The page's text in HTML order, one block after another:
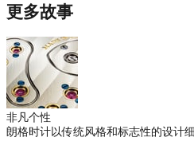
更多故事
非凡个性
朗格时计以传统风格和标志性的设计